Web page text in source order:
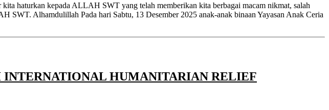
haturkan kepada ALLAH SWT yang telah memberikan kita berbagai macam nikmat, salah
SWT. Alhamdulillah Pada hari Sabtu, 13 Desember 2025 anak-anak binaan Yayasan Anak Ceria
INTERNATIONAL HUMANITARIAN RELIEF